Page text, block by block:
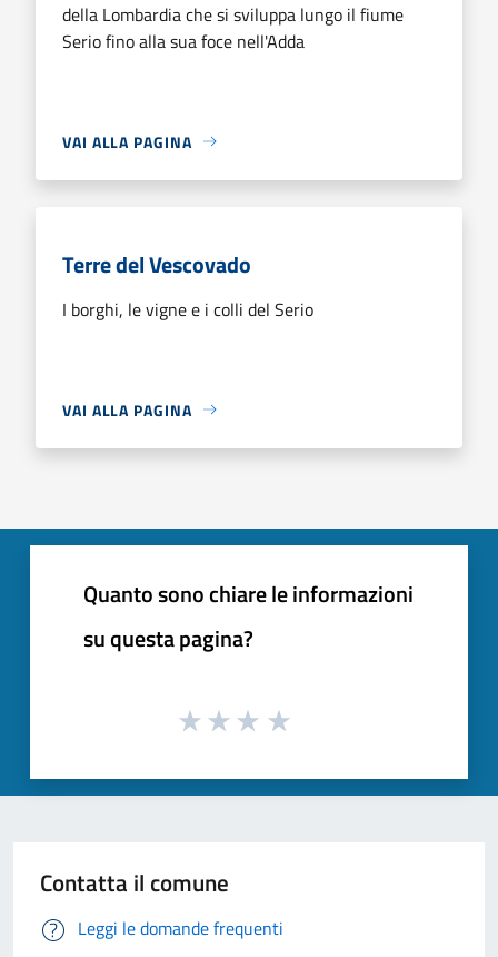
della Lombardia che si sviluppa lungo il fiume
Serio fino alla sua foce nell'Adda
VAI ALLA PAGINA
Terre del Vescovado
I borghi, le vigne e i colli del Serio
VAI ALLA PAGINA
Quanto sono chiare le informazioni
su questa pagina?
Contatta il comune
Leggi le domande frequenti